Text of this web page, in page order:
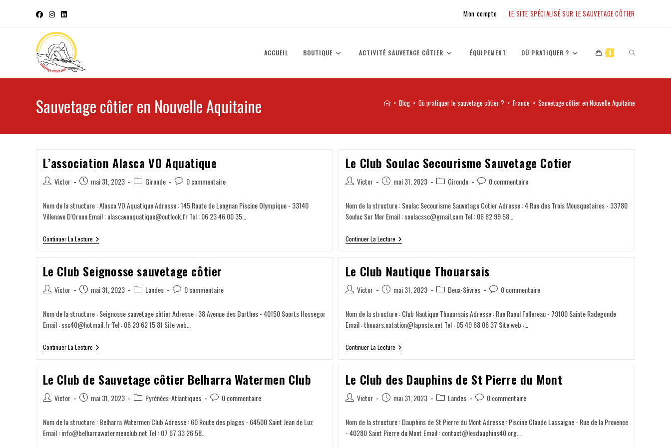
Mon compte LE SITE SPÉCIALISÉ SUR LE SAUVETAGE CÔTIER
ACCUEIL BOUTIQUE ACTIVITÉ SAUVETAGE CÔTIER ÉQUIPEMENT OÙ PRATIQUER ? 0
Sauvetage côtier en Nouvelle Aquitaine > Blog > Où pratiquer le sauvetage côtier ? > France > Sauvetage côtier en Nouvelle Aquitaine
L’association Alasca VO Aquatique
Victor mai 31, 2023 Gironde 0 commentaire
Nom de la structure : Alasca VO Aquatique Adresse : 145 Route de Leognan Piscine Olympique - 33140
Villenave D'Ornon Email : alascavoaquatique@outlook.fr Tel : 06 23 46 00 35…
Continuer La Lecture
Le Club Soulac Secourisme Sauvetage Cotier
Victor mai 31, 2023 Gironde 0 commentaire
Nom de la structure : Soulac Secourisme Sauvetage Cotier Adresse : 4 Rue des Trois Mousquetaires - 33780
Soulac Sur Mer Email : soulacssc@gmail.com Tel : 06 82 99 58…
Continuer La Lecture
Le Club Seignosse sauvetage côtier
Victor mai 31, 2023 Landes 0 commentaire
Nom de la structure : Seignosse sauvetage côtier Adresse : 38 Avenue des Barthes - 40150 Soorts Hossegor
Email : ssc40@hotmail.fr Tel : 06 29 62 15 81 Site web…
Continuer La Lecture
Le Club Nautique Thouarsais
Victor mai 31, 2023 Deux-Sèvres 0 commentaire
Nom de la structure : Club Nautique Thouarsais Adresse : Rue Raoul Follereau - 79100 Sainte Radegonde
Email : thouars.natation@laposte.net Tel : 05 49 68 06 37 Site web :…
Continuer La Lecture
Le Club de Sauvetage côtier Belharra Watermen Club
Victor mai 31, 2023 Pyrénées-Atlantiques 0 commentaire
Nom de la structure : Belharra Watermen Club Adresse : 60 Route des plages - 64500 Saint Jean de Luz
Email : info@belharrawatermenclub.net Tel : 07 67 33 26 58…
Le Club des Dauphins de St Pierre du Mont
Victor mai 31, 2023 Landes 0 commentaire
Nom de la structure : Dauphins de St Pierre du Mont Adresse : Piscine Claude Lassaigne - Rue de la Provence
- 40280 Saint Pierre du Mont Email : contact@lesdauphins40.org…